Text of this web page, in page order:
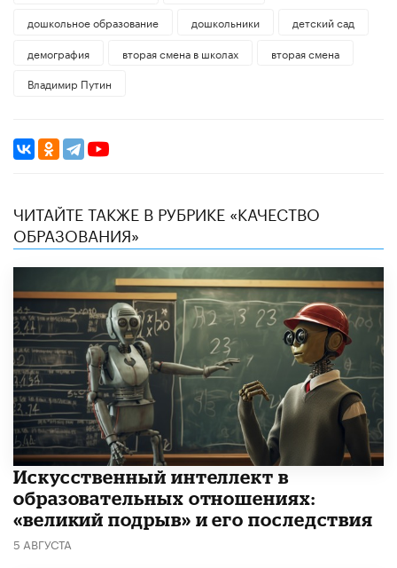
дошкольное образование
дошкольники
детский сад
демография
вторая смена в школах
вторая смена
Владимир Путин
ЧИТАЙТЕ ТАКЖЕ В РУБРИКЕ «КАЧЕСТВО
ОБРАЗОВАНИЯ»
​Искусственный интеллект в
образовательных отношениях:
«великий подрыв» и его последствия
5 АВГУСТА